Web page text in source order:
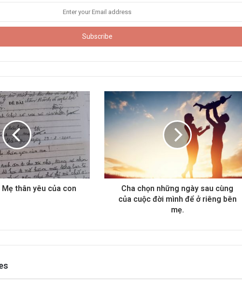
thân yêu của con
Cha chọn những ngày sau cùng
của cuộc đời mình để ở riêng bên
mẹ.